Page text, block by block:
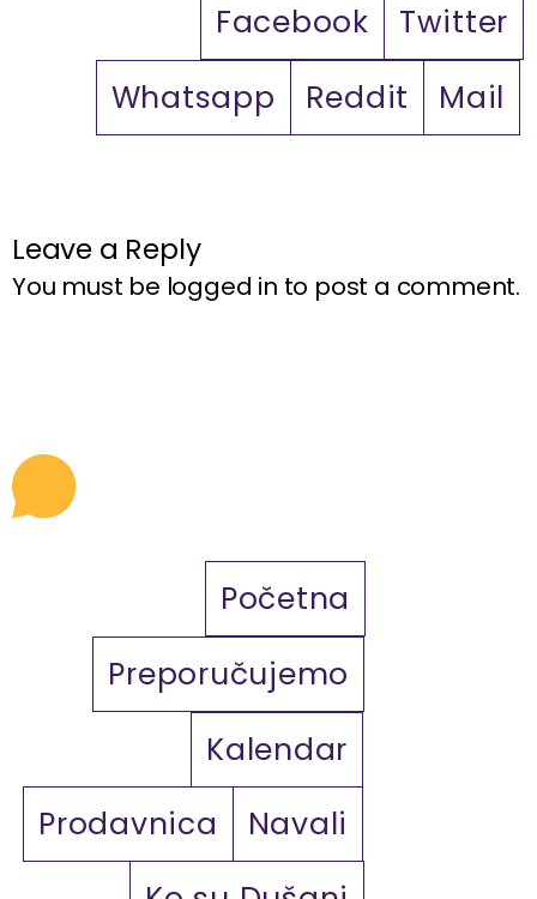
Facebook
Twitter
Whatsapp
Reddit Mail
Leave a Reply
You must be logged in to post a comment.
Početna
Preporučujemo
Kalendar
Prodavnica
Navali